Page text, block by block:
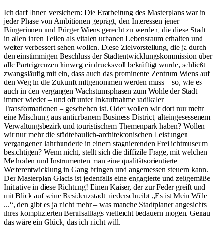
Ich darf Ihnen versichern: Die Erarbeitung des Masterplans war in
jeder Phase von Ambitionen geprägt, den Interessen jener
Bürgerinnen und Bürger Wiens gerecht zu werden, die diese Stadt
in allen ihren Teilen als vitalen urbanen Lebensraum erhalten und
weiter verbessert sehen wollen. Diese Zielvorstellung, die ja durch
den einstimmigen Beschluss der Stadtentwicklungskommission über
alle Parteigrenzen hinweg eindrucksvoll bekräftigt wurde, schließt
zwangsläufig mit ein, dass auch das prominente Zentrum Wiens auf
den Weg in die Zukunft mitgenommen werden muss – so, wie es
auch in den vergangen Wachstumsphasen zum Wohle der Stadt
immer wieder – und oft unter Inkaufnahme radikaler
Transformationen – geschehen ist. Oder wollen wir dort nur mehr
eine Mischung aus antiurbanem Business District, alteingesessenem
Verwaltungsbezirk und touristischem Themenpark haben? Wollen
wir nur mehr die städtebaulich-architektonischen Leistungen
vergangener Jahrhunderte in einem stagnierenden Freilichtmuseum
besichtigen? Wenn nicht, stellt sich die diffizile Frage, mit welchen
Methoden und Instrumenten man eine qualitätsorientierte
Weiterentwicklung in Gang bringen und angemessen steuern kann.
Der Masterplan Glacis ist jedenfalls eine engagierte und zeitgemäße
Initiative in diese Richtung! Einen Kaiser, der zur Feder greift und
mit Blick auf seine Residenzstadt niederschreibt „Es ist Mein Wille
...“, den gibt es ja nicht mehr – was manche Stadtplaner angesichts
ihres komplizierten Berufsalltags vielleicht bedauern mögen. Genau
das wäre ein Glück, das ich nicht will.